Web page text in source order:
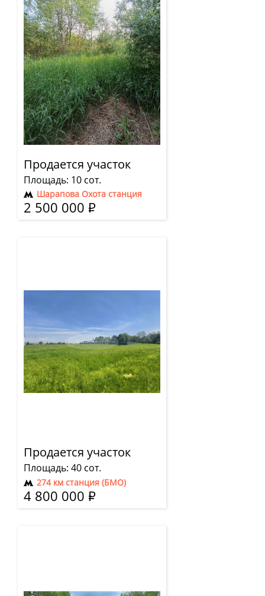
Продается участок
Площадь: 10 сот.
Шарапова Охота станция
2 500 000 Р
Продается участок
Площадь: 40 сот.
274 км станция (БМО)
4 800 000 Р